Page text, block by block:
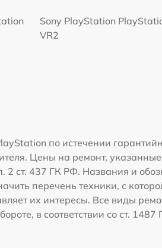
Sony PlayStation
VR2
по истечении
Цены на ремонт,
2 ст. 437 ГК РФ. Названия и
перечень техники, с
их интересы. Все виды
в соответствии со ст. 1487